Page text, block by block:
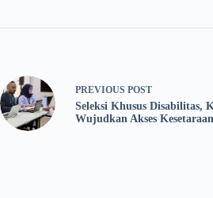
PREVIOUS POST
Seleksi Khusus Disabilitas,
Wujudkan Akses